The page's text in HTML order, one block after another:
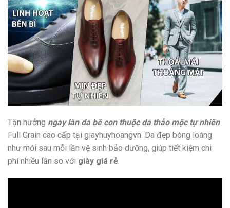
Tận hưởng ngay làn da bê con thuộc da thảo mộc tự nhiên
Full Grain cao cấp tại giayhuyhoangvn. Da đẹp bóng loáng
như mới sau mỗi lần vệ sinh bảo dưỡng, giúp tiết kiệm chi
phí nhiều lần so với giày giá rẻ.